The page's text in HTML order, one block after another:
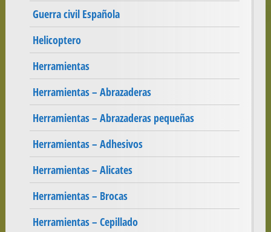
Guerra civil Española
Helicoptero
Herramientas
Herramientas – Abrazaderas
Herramientas – Abrazaderas pequeñas
Herramientas – Adhesivos
Herramientas – Alicates
Herramientas – Brocas
Herramientas – Cepillado